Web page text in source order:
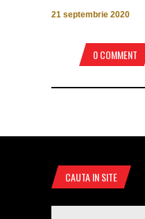
21 septembrie 2020
0 COMMENT
CAUTA IN SITE